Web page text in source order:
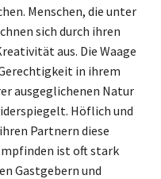
Menschen, die unter
sich durch ihren
aus. Die Waage
in ihrem
ausgeglichenen Natur
Höflich und
Partnern diese
ist oft stark
Gastgebern und